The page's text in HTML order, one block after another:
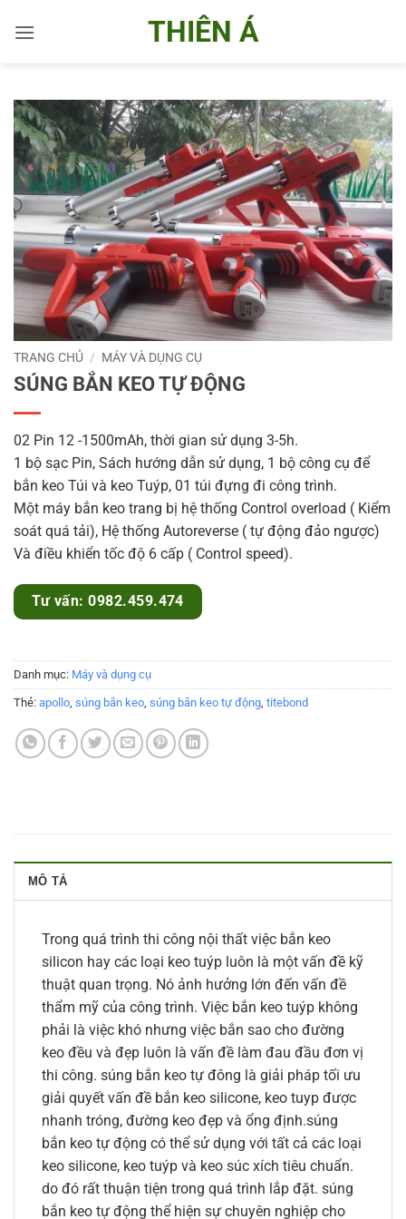
qua
THIÊN Á
TRANG CHỦ / MÁY VÀ DỤNG CỤ
SÚNG BẮN KEO TỰ ĐỘNG
02 Pin 12 -1500mAh, thời gian sử dụng 3-5h.
1 bộ sạc Pin, Sách hướng dẫn sử dụng, 1 bộ công cụ để
bắn keo Túi và keo Tuýp, 01 túi đựng đi công trình.
Một máy bắn keo trang bị hệ thống Control overload ( Kiểm
soát quá tải), Hệ thống Autoreverse ( tự động đảo ngược)
Và điều khiển tốc độ 6 cấp ( Control speed).
Tư vấn: 0982.459.474
Danh mục: Máy và dụng cụ
Thẻ: apollo, súng bắn keo, súng bắn keo tự động, titebond
MÔ TẢ
Trong quá trình thi công nội thất việc bắn keo
silicon hay các loại keo tuýp luôn là một vấn đề kỹ
thuật quan trọng. Nó ảnh hưởng lớn đến vấn đề
thẩm mỹ của công trình. Việc bắn keo tuýp không
phải là việc khó nhưng việc bắn sao cho đường
keo đều và đẹp luôn là vấn đề làm đau đầu đơn vị
thi công. súng bắn keo tự đông là giải pháp tối ưu
giải quyết vấn đề bắn keo silicone, keo tuyp được
nhanh tróng, đường keo đẹp và ổng định.súng
bắn keo tự động có thể sử dụng với tất cả các loại
keo silicone, keo tuýp và keo súc xích tiêu chuẩn.
do đó rất thuận tiện trong quá trình lắp đặt. súng
bắn keo tự động thể hiện sự chuyên nghiệp cho